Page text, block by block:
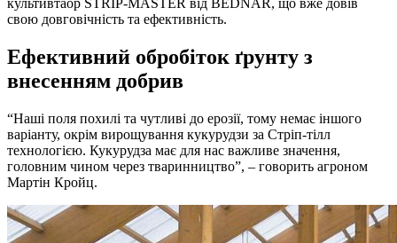
культивтаор STRIP-MASTER від BEDNAR, що вже довів
свою довговічність та ефективність.
Ефективний обробіток ґрунту з
внесенням добрив
“Наші поля похилі та чутливі до ерозії, тому немає іншого
варіанту, окрім вирощування кукурудзи за Стріп-тілл
технологією. Кукурудза має для нас важливе значення,
головним чином через тваринництво”, – говорить агроном
Мартін Кройц.